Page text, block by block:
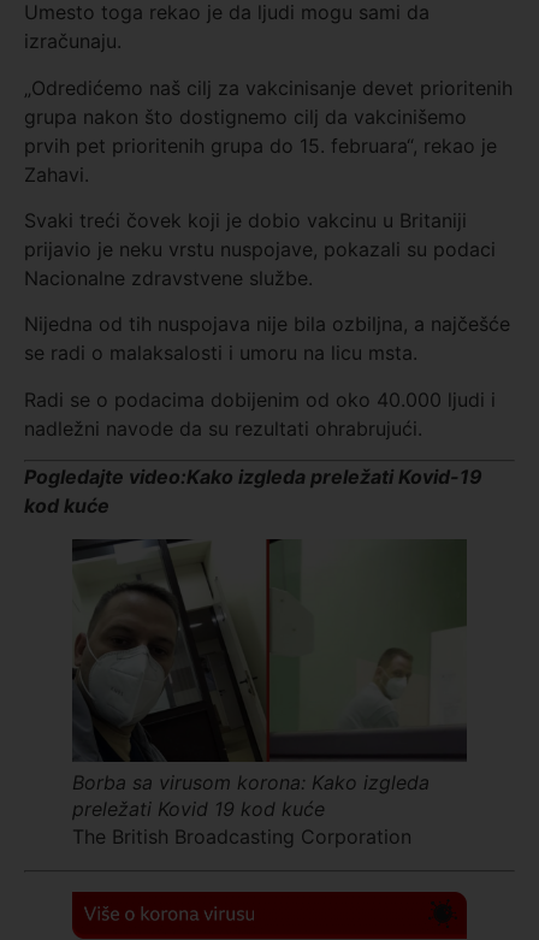
Umesto toga rekao je da ljudi mogu sami da
izračunaju.
„Odredićemo naš cilj za vakcinisanje devet prioritenih
grupa nakon što dostignemo cilj da vakcinišemo
prvih pet prioritenih grupa do 15. februara“, rekao je
Zahavi.
Svaki treći čovek koji je dobio vakcinu u Britaniji
prijavio je neku vrstu nuspojave, pokazali su podaci
Nacionalne zdravstvene službe.
Nijedna od tih nuspojava nije bila ozbiljna, a najčešće
se radi o malaksalosti i umoru na licu msta.
Radi se o podacima dobijenim od oko 40.000 ljudi i
nadležni navode da su rezultati ohrabrujući.
Pogledajte video:Kako izgleda preležati Kovid-19
kod kuće
Borba sa virusom korona: Kako izgleda
preležati Kovid 19 kod kuće
The British Broadcasting Corporation